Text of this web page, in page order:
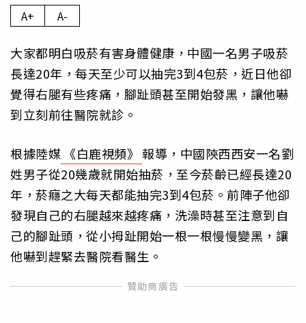
A+ A-
大家都明白吸菸有害身體健康，中國一名男子吸菸
長達20年，每天至少可以抽完3到4包菸，近日他卻
覺得右腿有些疼痛，腳趾頭甚至開始發黑，讓他嚇
到立刻前往醫院就診。
根據陸媒 《白鹿視頻》 報導，中國陝西西安一名劉
姓男子從20幾歲就開始抽菸，至今菸齡已經長達20
年，菸癮之大每天都能抽完3到4包菸。前陣子他卻
發現自己的右腿越來越疼痛，洗澡時甚至注意到自
己的腳趾頭，從小拇趾開始一根一根慢慢變黑，讓
他嚇到趕緊去醫院看醫生。